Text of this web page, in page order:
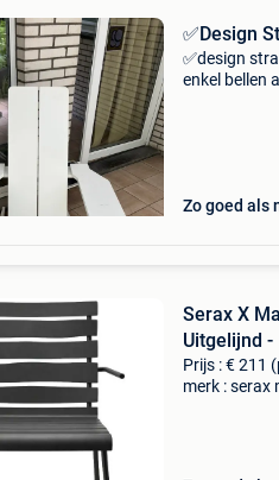
✅Design
✅design
enkel bellen
Zo goed als
Serax X
Uitgelijnd -
Prijs : € 211
merk : serax